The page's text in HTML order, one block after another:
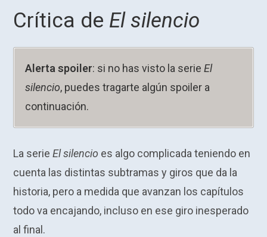
Crítica de El silencio
Alerta spoiler: si no has visto la serieEl
silencio, puedes tragarte algún spoiler a
continuación.
La serieEl silencio es algo complicada teniendo en
cuenta las distintas subtramas y giros que da la
historia, pero a medida que avanzan los capítulos
todo va encajando, incluso en ese giro inesperado
al final.